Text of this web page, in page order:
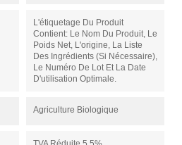
L'étiquetage Du Produit
Contient: Le Nom Du Produit, Le
Poids Net, L'origine, La Liste
Des Ingrédients (si Nécessaire),
Le Numéro De Lot Et La Date
D'utilisation Optimale.
Agriculture Biologique